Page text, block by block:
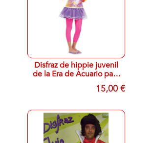
Disfraz de hippie juvenil
de la Era de Acuario para
niñas adolescentes,15,00 €